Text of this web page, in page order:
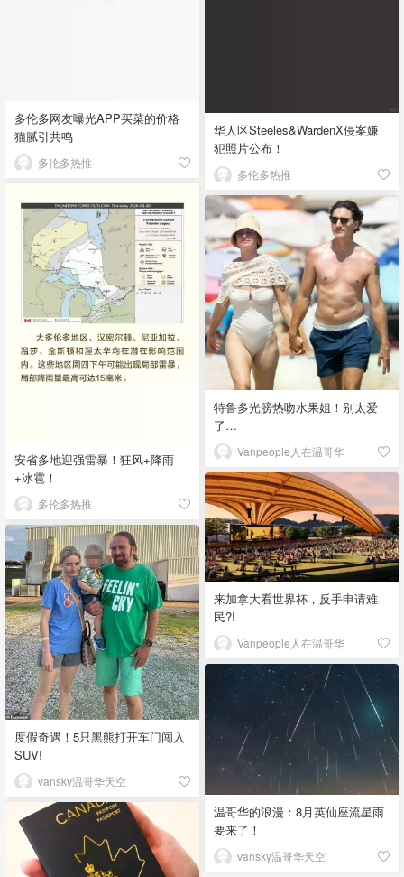
多伦多网友曝光APP买菜的价格
猫腻引共鸣
多伦多热推
华人区Steeles&WardenX侵案嫌
犯照片公布！
多伦多热推
安省多地迎强雷暴！狂风+降雨
+冰雹！
多伦多热推
特鲁多光膀热吻水果姐！别太爱
了…
Vanpeople人在温哥华
来加拿大看世界杯，反手申请难
民?!
Vanpeople人在温哥华
度假奇遇！5只黑熊打开车门闯入
SUV!
vansky温哥华天空
温哥华的浪漫：8月英仙座流星雨
要来了！
vansky温哥华天空